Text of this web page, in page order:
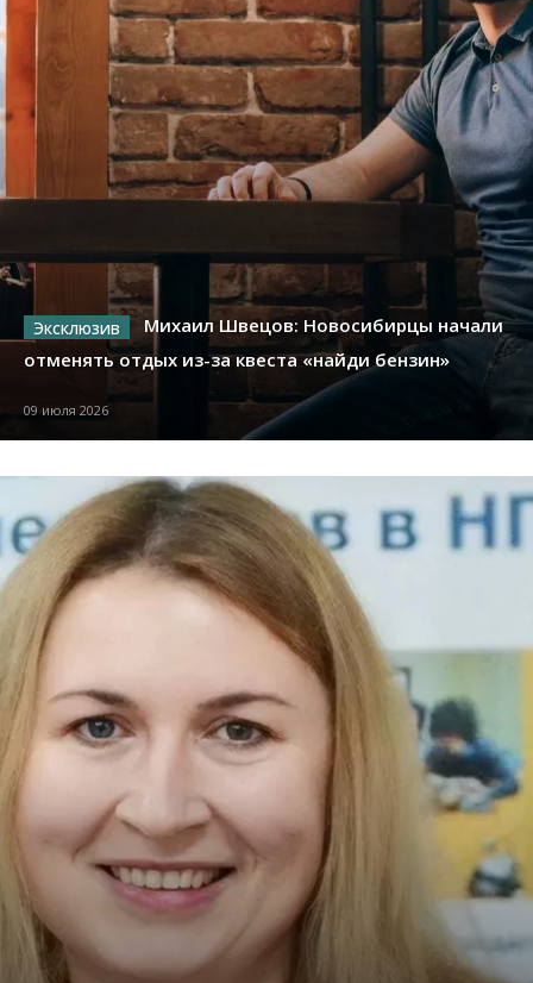
Михаил Швецов: Новосибирцы начали
отменять отдых из-за квеста «найди бензин»
09 июля 2026